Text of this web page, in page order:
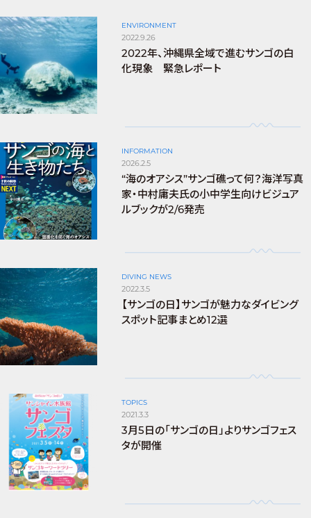
ENVIRONMENT
2022.9.26
2022年、沖縄県全域で進むサンゴの白
化現象 緊急レポート
INFORMATION
2026.2.5
“海のオアシス”サンゴ礁って何？海洋写真
家・中村庸夫氏の小中学生向けビジュア
ルブックが2/6発売
DIVING NEWS
2022.3.5
【サンゴの日】サンゴが魅力なダイビング
スポット記事まとめ12選
TOPICS
2021.3.3
3月5日の「サンゴの日」よりサンゴフェス
タが開催